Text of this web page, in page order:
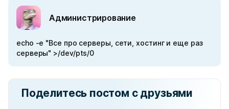
Администрирование
echo -e "Все про серверы, сети, хостинг и еще раз
серверы" >/dev/pts/0
Поделитесь постом с друзьями